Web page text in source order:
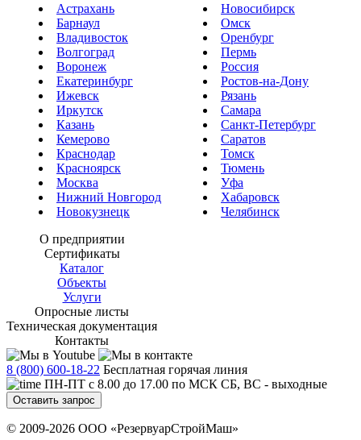
Астрахань
Барнаул
Владивосток
Волгоград
Воронеж
Екатеринбург
Ижевск
Иркутск
Казань
Кемерово
Краснодар
Красноярск
Москва
Нижний Новгород
Новокузнецк
Новосибирск
Омск
Оренбург
Пермь
Россия
Ростов-на-Дону
Рязань
Самара
Санкт-Петербург
Саратов
Томск
Тюмень
Уфа
Хабаровск
Челябинск
О предприятии
Сертификаты
Каталог
Объекты
Услуги
Опросные листы
Техническая документация
Контакты
8 (800) 600-18-22 Бесплатная горячая линия
ПН-ПТ с 8.00 до 17.00 по МСК СБ, ВС - выходные
Оставить запрос
© 2009-2026 ООО «РезервуарСтройМаш»